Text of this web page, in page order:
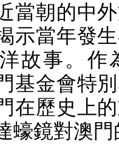
當朝的中
示當年發
故事。作
基金會特
在歷史上
蠔鏡對澳